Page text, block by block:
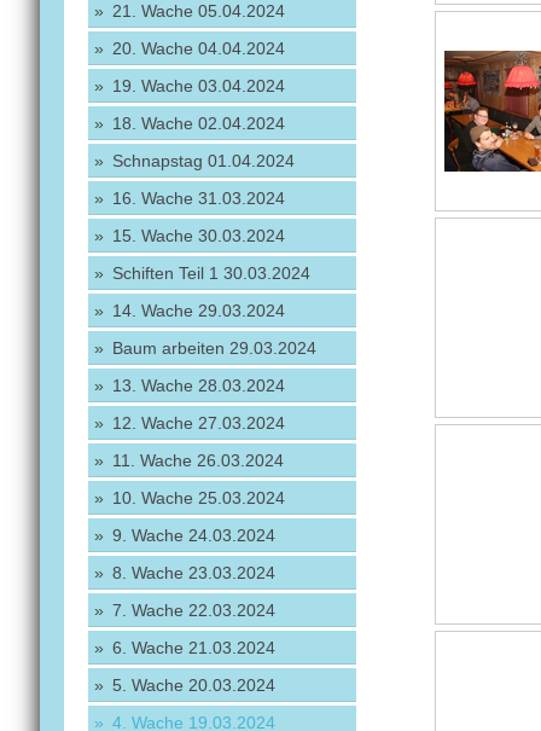
21. Wache 05.04.2024
20. Wache 04.04.2024
19. Wache 03.04.2024
18. Wache 02.04.2024
Schnapstag 01.04.2024
16. Wache 31.03.2024
15. Wache 30.03.2024
Schiften Teil 1 30.03.2024
14. Wache 29.03.2024
Baum arbeiten 29.03.2024
13. Wache 28.03.2024
12. Wache 27.03.2024
11. Wache 26.03.2024
10. Wache 25.03.2024
9. Wache 24.03.2024
8. Wache 23.03.2024
7. Wache 22.03.2024
6. Wache 21.03.2024
5. Wache 20.03.2024
4. Wache 19.03.2024